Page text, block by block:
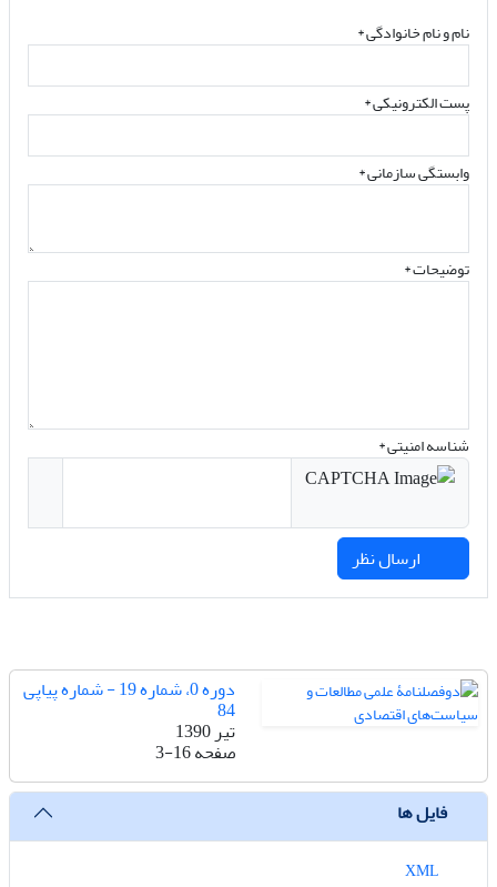
نام و نام خانوادگی*
پست الکترونیکی*
وابستگی سازمانی *
توضیحات *
شناسه امنیتی *
دوره 0، شماره 19 - شماره پیاپی
84
تیر 1390
صفحه3-16
فایل ها